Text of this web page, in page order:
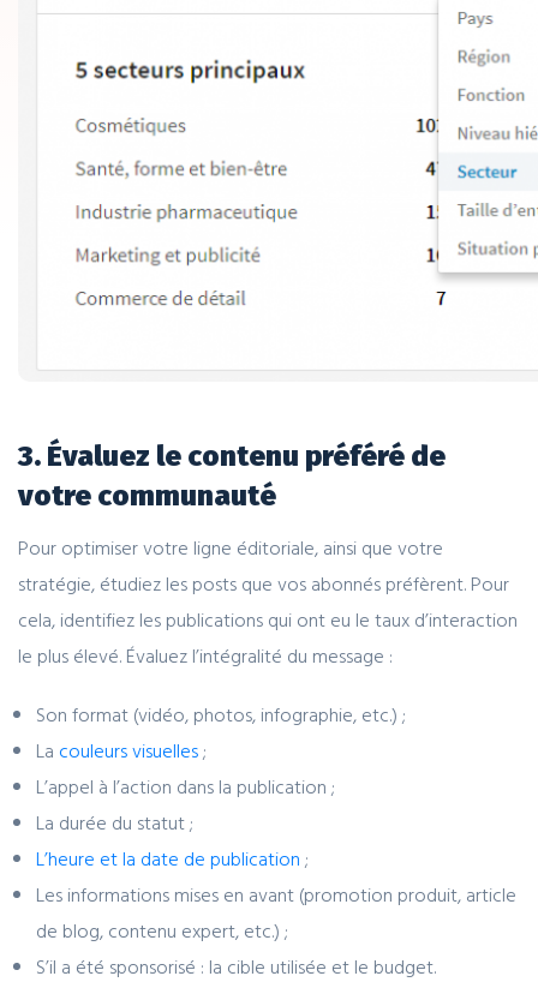
3. Évaluez le contenu préféré de
votre communauté
Pour optimiser votre ligne éditoriale, ainsi que votre
stratégie, étudiez les posts que vos abonnés préfèrent. Pour
cela, identifiez les publications qui ont eu le taux d’interaction
le plus élevé. Évaluez l’intégralité du message :
Son format (vidéo, photos, infographie, etc.) ;
La couleurs visuelles;
L’appel à l’action dans la publication ;
La durée du statut ;
L’heure et la date de publication ;
Les informations mises en avant (promotion produit, article
de blog, contenu expert, etc.) ;
S’il a été sponsorisé : la cible utilisée et le budget.